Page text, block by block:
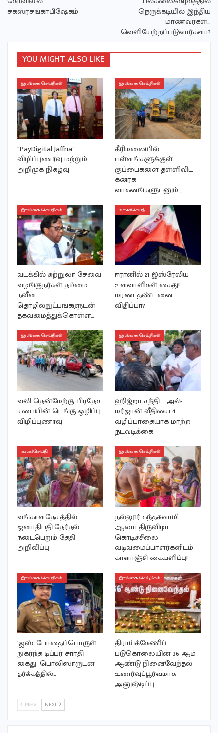
சகஸ்ரசங்காபிஷேகம்
நெருக்கடியில் இந்திய
மாணவர்கள்…
வெளியேற்றப்படுவார்களா?
YOU MIGHT ALSO LIKE
இலங்கை செய்திகள்
“PayDigital Jaffna”
விழிப்புணர்வு மற்றும்
அறிமுக நிகழ்வு
இலங்கை செய்திகள்
கீரிமலையில்
பள்ளங்களுக்குள்
குப்பைகளை தள்ளிவிட
கனரக
வாகனங்களுடனும் ,…
இலங்கை செய்திகள்
வடக்கில் சுற்றுலா சேவை
வழங்குநர்கள் தம்மை
நவீன
தொழில்நுட்பங்களுடன்
தகவமைத்துக்கொள்ள…
உலகச்செய்தி
ஈரானில் 21 இஸ்ரேலிய
உளவாளிகள் கைது!
மரண தண்டனை
விதிப்பா?
இலங்கை செய்திகள்
வலி தென்மேற்கு பிரதேச
சபையின் டெங்கு ஒழிப்பு
விழிப்புணர்வு
இலங்கை செய்திகள்
ஹிஜ்றா சந்தி – அல்-
மர்ஜான் வீதியை 4
வழிப்பாதையாக மாற்ற
நடவடிக்கை
உலகச்செய்தி
வங்காளதேசத்தில்
ஜனாதிபதி தேர்தல்
நடைபெறும் தேதி
அறிவிப்பு
இலங்கை செய்திகள்
நல்லூர் கந்தசுவாமி
ஆலய திருவிழா:
கொடிச்சீலை
வடிவமைப்பாளர்களிடம்
காளாஞ்சி கையளிப்பு!
இலங்கை செய்திகள்
‘ஐஸ்’ போதைப்பொருள்
நுகர்ந்த டிப்பர் சாரதி
கைது- பொலிஸாருடன்
தர்க்கத்தில்…
இலங்கை செய்திகள்
திராய்க்கேணிப்
படுகொலையின் 36 ஆம்
ஆண்டு நினைவேந்தல்
உணர்வுப்பூர்வமாக
அனுஷ்டிப்பு
PREV NEXT